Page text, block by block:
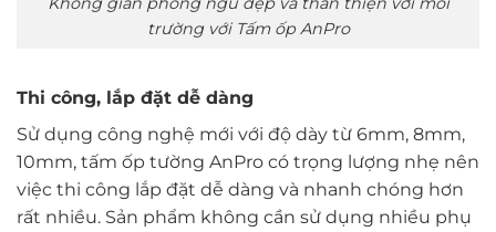
trường với Tấm ốp AnPro
Thi công, lắp đặt dễ dàng
Sử dụng công nghệ mới với độ dày từ 6mm, 8mm,
10mm, tấm ốp tường AnPro có trọng lượng nhẹ nên
việc thi công lắp đặt dễ dàng và nhanh chóng hơn
rất nhiều. Sản phẩm không cần sử dụng nhiều phụ